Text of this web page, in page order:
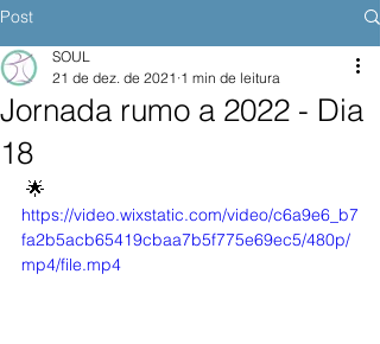
Post
Jornada rumo a 2022 - Dia
18
SOUL
21 de dez. de 2021 1 min de leitura
🌟
https://video.wixstatic.com/video/c6a9e6_b7
fa2b5acb65419cbaa7b5f775e69ec5/480p/
mp4/file.mp4